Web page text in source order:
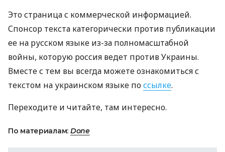
Это страница с коммерческой информацией.
Спонсор текста категорически против публикации
ее на русском языке из-за полномасштабной
войны, которую россия ведет против Украины.
Вместе с тем вы всегда можете ознакомиться с
текстом на украинском языке поссылке.
Переходите и читайте, там интересно.
По материалам: Done